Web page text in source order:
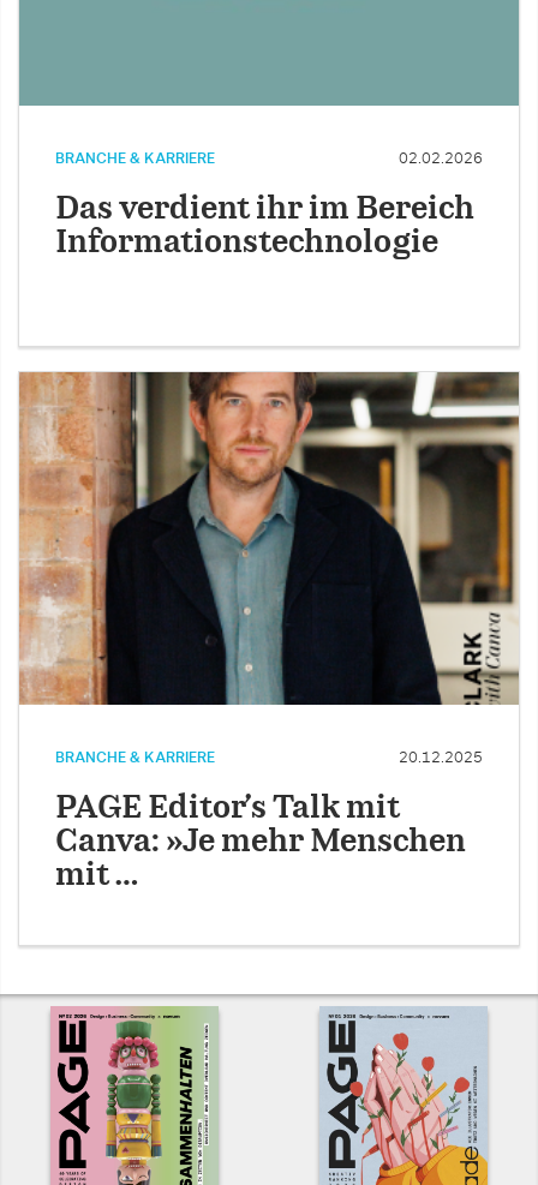
BRANCHE & KARRIERE 02.02.2026
Das verdient ihr im Bereich
Informationstechnologie
BRANCHE & KARRIERE 20.12.2025
PAGE Editor’s Talk mit
Canva: »Je mehr Menschen
mit …